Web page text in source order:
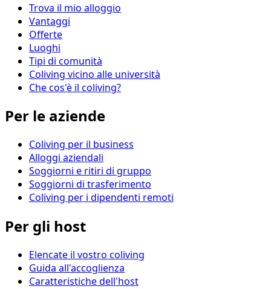
Trova il mio alloggio
Vantaggi
Offerte
Luoghi
Tipi di comunità
Coliving vicino alle università
Che cos'è il coliving?
Per le aziende
Coliving per il business
Alloggi aziendali
Soggiorni e ritiri di gruppo
Soggiorni di trasferimento
Coliving per i dipendenti remoti
Per gli host
Elencate il vostro coliving
Guida all'accoglienza
Caratteristiche dell'host